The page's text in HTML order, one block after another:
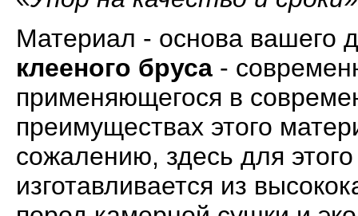
Материал - основа вашего
клееного бруса-
применяющегося в
преимуществах этого
сожалению, здесь для
изготавливается из